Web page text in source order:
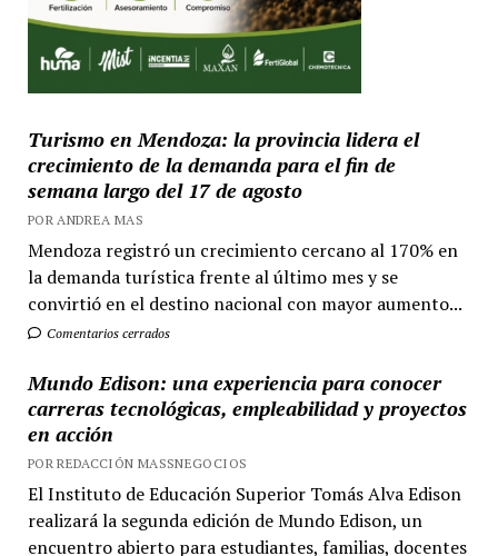
Turismo en Mendoza: la provincia lidera el
crecimiento de la demanda para el fin de
semana largo del 17 de agosto
POR ANDREA MAS
Mendoza registró un crecimiento cercano al 170% en
la demanda turística frente al último mes y se
convirtió en el destino nacional con mayor aumento...
Comentarios cerrados
Mundo Edison: una experiencia para conocer
carreras tecnológicas, empleabilidad y proyectos
en acción
POR REDACCIÓN MASSNEGOCIOS
El Instituto de Educación Superior Tomás Alva Edison
realizará la segunda edición de Mundo Edison, un
encuentro abierto para estudiantes, familias, docentes